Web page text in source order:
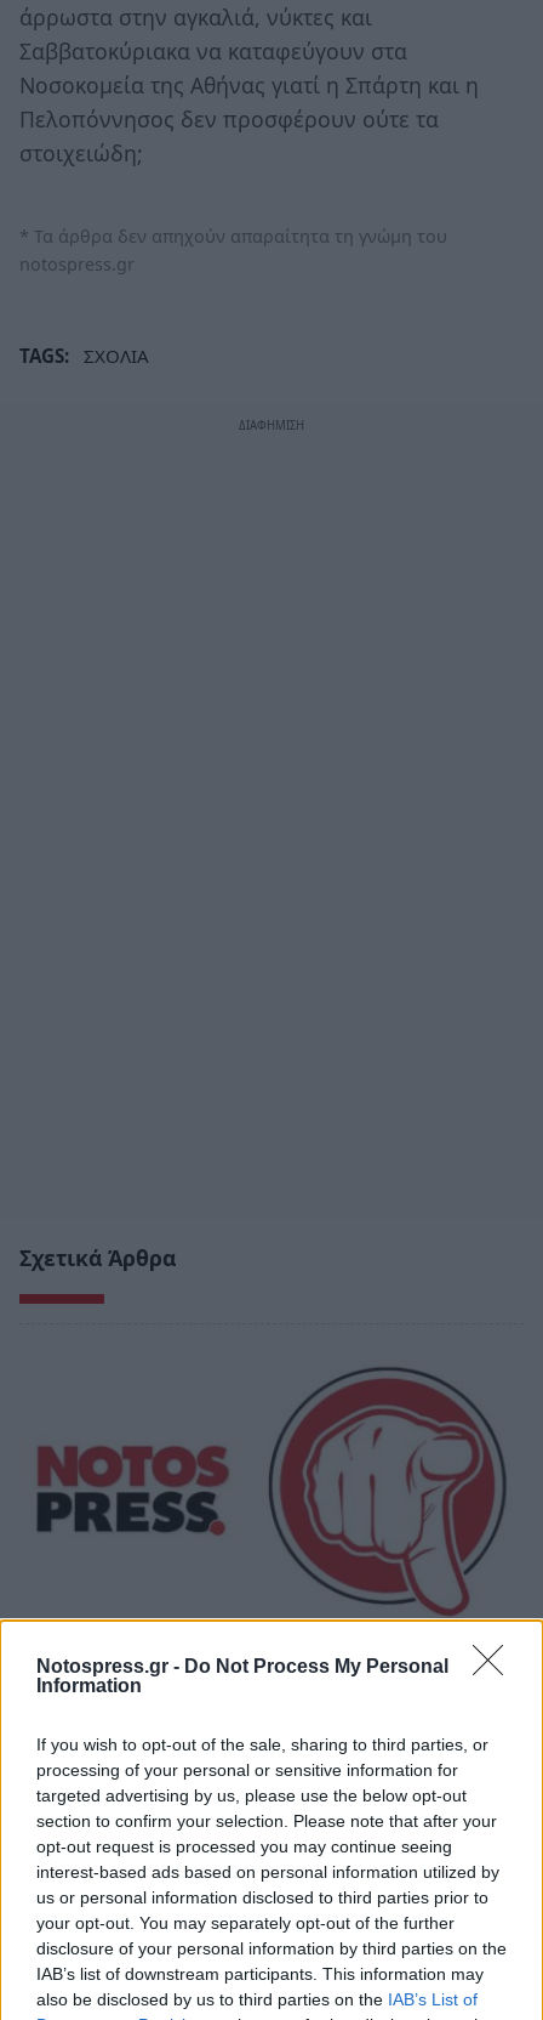
Notospress.gr - Do Not Process My Personal
Information
If you wish to opt-out of the sale, sharing to third parties, or
processing of your personal or sensitive information for
targeted advertising by us, please use the below opt-out
section to confirm your selection. Please note that after your
opt-out request is processed you may continue seeing
interest-based ads based on personal information utilized by
us or personal information disclosed to third parties prior to
your opt-out. You may separately opt-out of the further
disclosure of your personal information by third parties on the
IAB’s list of downstream participants. This information may
also be disclosed by us to third parties on the IAB’s List of
άρρωστα στην αγκαλιά, νύκτες και
Σαββατοκύριακα να καταφεύγουν στα
Νοσοκομεία της Αθήνας γιατί η Σπάρτη και η
Πελοπόννησος δεν προσφέρουν ούτε τα
στοιχειώδη;
* Τα άρθρα δεν απηχούν απαραίτητα τη γνώμη του
notospress.gr
TAGS: ΣΧΟΛΙΑ
Σχετικά Άρθρα
Κοντά στα ξερά καίγονται και τα χλωρά!